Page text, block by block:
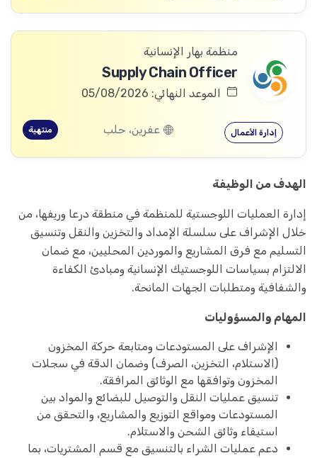
منظمة بهار الإنسانية
Supply Chain Officer
الموعد النهائي: 05/08/2026
إدارة الأعمال عفرين، حلب منتهية
الهدف من الوظيفة
إدارة العمليات اللوجستية للمنظمة في منطقة درعا وريفها، من
خلال الإشراف على سلسلة الإمداد والتخزين والنقل وتنسيق
التسليم مع فرق المشاريع والموردين المحليين، مع ضمان
الالتزام بسياسات اللوجستيك الإنسانية ومبادئ الكفاءة
والشفافية ومتطلبات الجهات المانحة.
المهام والمسؤوليات
الإشراف على المستودعات ومتابعة حركة المخزون
(الاستلام، التخزين، الصرف) وضمان الدقة في سجلات
المخزون وتوافقها مع الوثائق المرافقة.
تنسيق عمليات النقل والتوصيل للبضائع والمواد بين
المستودعات ومواقع التوزيع والمشاريع، والتحقق من
استيفاء وثائق الشحن والاستلام.
دعم عمليات الشراء بالتنسيق مع قسم المشتريات، بما